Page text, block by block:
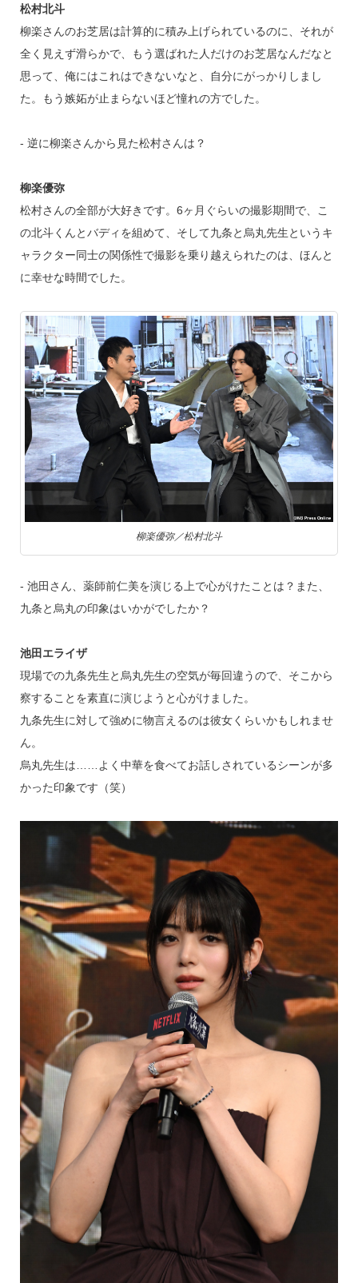
松村北斗
柳楽さんのお芝居は計算的に積み上げられているのに、それが
全く見えず滑らかで、もう選ばれた人だけのお芝居なんだなと
思って、俺にはこれはできないなと、自分にがっかりしまし
た。もう嫉妬が止まらないほど憧れの方でした。
‐ 逆に柳楽さんから見た松村さんは？
柳楽優弥
松村さんの全部が大好きです。6ヶ月ぐらいの撮影期間で、こ
の北斗くんとバディを組めて、そして九条と烏丸先生というキ
ャラクター同士の関係性で撮影を乗り越えられたのは、ほんと
に幸せな時間でした。
柳楽優弥／松村北斗
‐ 池田さん、薬師前仁美を演じる上で心がけたことは？また、
九条と烏丸の印象はいかがでしたか？
池田エライザ
現場での九条先生と烏丸先生の空気が毎回違うので、そこから
察することを素直に演じようと心がけました。
九条先生に対して強めに物言えるのは彼女くらいかもしれませ
ん。
烏丸先生は……よく中華を食べてお話しされているシーンが多
かった印象です（笑）